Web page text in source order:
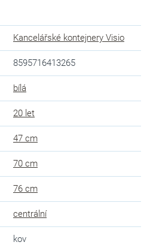
Kancelářské kontejnery Visio
8595716413265
bílá
20 let
47 cm
70 cm
76 cm
centrální
kov